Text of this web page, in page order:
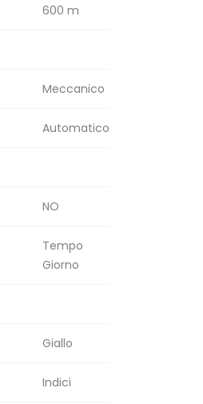
600 m
Meccanico
Automatico
NO
Tempo
Giorno
Giallo
Indici